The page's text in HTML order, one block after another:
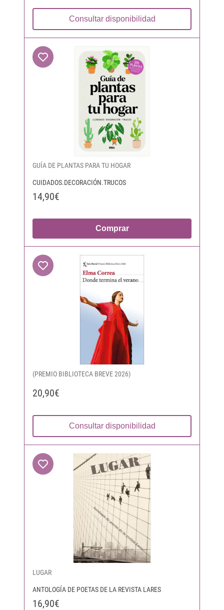
Consultar disponibilidad
GUÍA DE PLANTAS PARA TU HOGAR
CUIDADOS.DECORACIÓN.TRUCOS
14,90€
Comprar
(PREMIO BIBLIOTECA BREVE 2026)
20,90€
Consultar disponibilidad
LUGAR
ANTOLOGÍA DE POETAS DE LA REVISTA LARES
16,90€